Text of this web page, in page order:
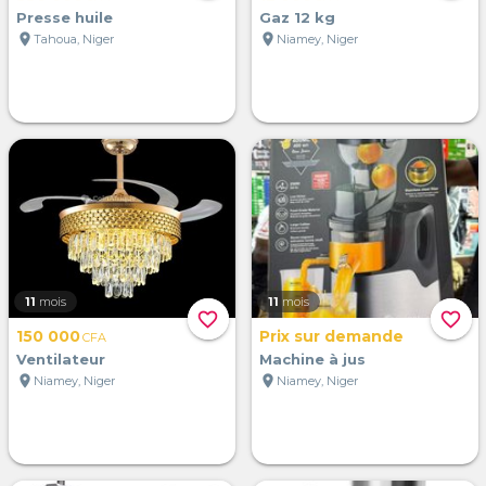
Presse huile
location_on Tahoua, Niger
Gaz 12 kg
location_on Niamey, Niger
favorite_border
11 mois
150 000CFA
Ventilateur
location_on Niamey, Niger
favorite_border
11 mois
Prix sur demande
Machine à jus
location_on Niamey, Niger